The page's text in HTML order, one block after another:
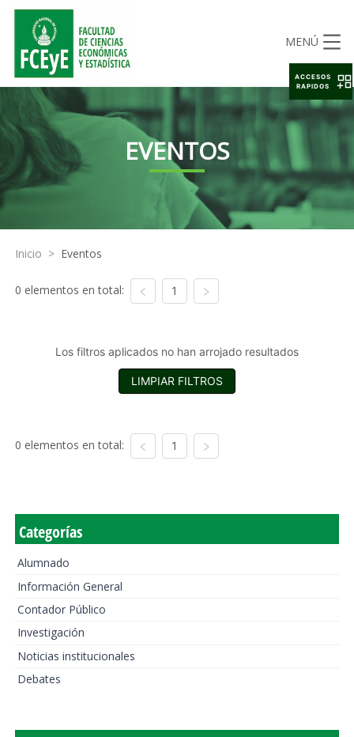
MENÚ
EVENTOS
Inicio > Eventos
0 elementos en total: 1
Los filtros aplicados no han arrojado resultados
LIMPIAR FILTROS
0 elementos en total: 1
Categorías
Alumnado
Información General
Contador Público
Investigación
Noticias institucionales
Debates
ACCESOS
RAPIDOS